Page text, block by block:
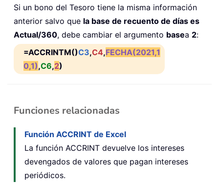
Si un bono del Tesoro tiene la misma información
anterior salvo que la base de recuento de días es
Actual/360, debe cambiar el argumento basea 2:
=ACCRINTM()C3,C4,FECHA(2021,1
0,1),C6,2)
Funciones relacionadas
Función ACCRINT de Excel
La función ACCRINT devuelve los intereses
devengados de valores que pagan intereses
periódicos.